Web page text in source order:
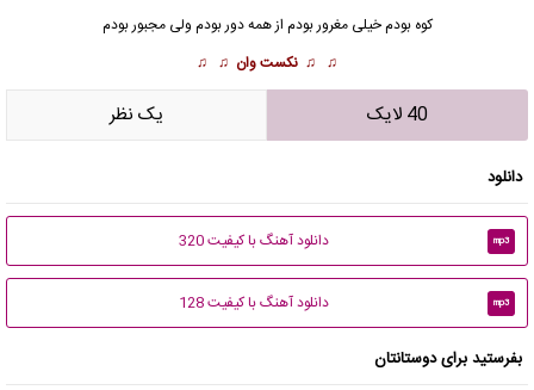
کوه بودم خیلی مغرور بودم از همه دور بودم ولی مجبور بودم
♫ ♫ نکست وان ♫ ♫
40 لایک يک نظر
دانلود
mp3 دانلود آهنگ با کیفیت 320
mp3 دانلود آهنگ با کیفیت 128
بفرستید برای دوستانتان